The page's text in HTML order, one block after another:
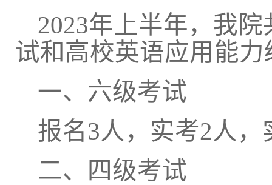
2023年上半年，我
试和高校英语应用能
一、六级考试
报名3人，实考2人，
二、四级考试